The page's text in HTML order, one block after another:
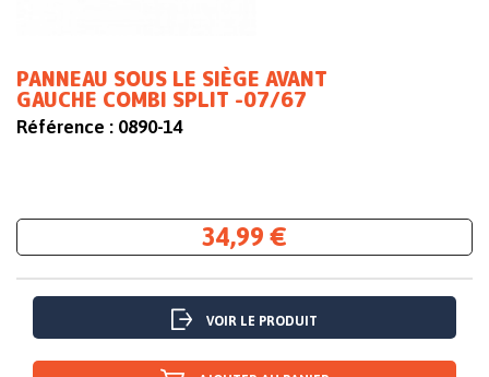
PANNEAU SOUS LE SIÈGE AVANT
GAUCHE COMBI SPLIT -07/67
Référence : 0890-14
34,99 €
VOIR LE PRODUIT